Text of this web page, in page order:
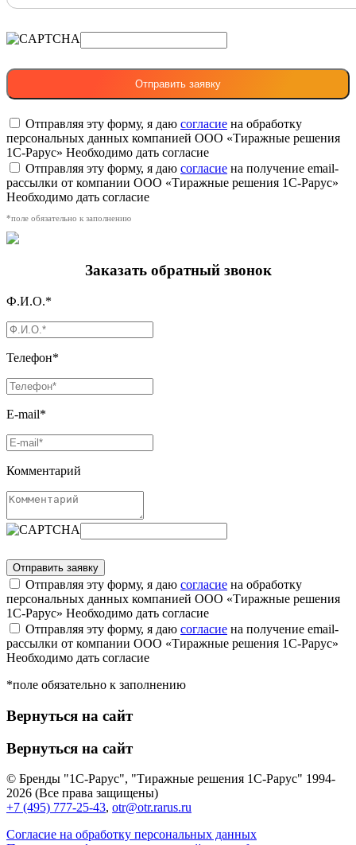
Отправляя эту форму, я даю согласие на обработку
персональных данных компанией ООО «Тиражные решения
1С-Рарус» Необходимо дать согласие
Отправляя эту форму, я даю согласие на получение email-
рассылки от компании ООО «Тиражные решения 1С-Рарус»
Необходимо дать согласие
*поле обязательно к заполнению
Заказать обратный звонок
Ф.И.О.*
Телефон*
E-mail*
Комментарий
Отправляя эту форму, я даю согласие на обработку
персональных данных компанией ООО «Тиражные решения
1С-Рарус» Необходимо дать согласие
Отправляя эту форму, я даю согласие на получение email-
рассылки от компании ООО «Тиражные решения 1С-Рарус»
Необходимо дать согласие
*поле обязательно к заполнению
Вернуться на сайт
Вернуться на сайт
© Бренды "1С-Рарус", "Тиражные решения 1С-Рарус" 1994-
2026 (Все права защищены)
+7 (495) 777-25-43, otr@otr.rarus.ru
Согласие на обработку персональных данных